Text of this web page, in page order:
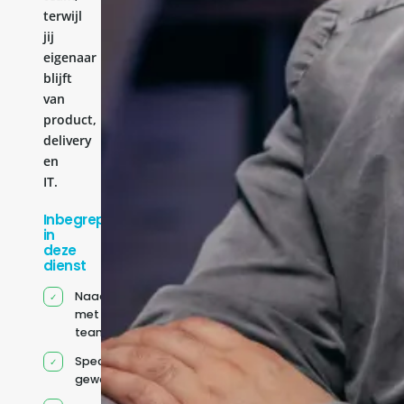
terwijl
jij
eigenaar
blijft
van
product,
delivery
en
IT.
Inbegrepen
in
deze
dienst
Naadloze integratie
met jouw bestaande
team
Specifiek voor jou
geworven profiel